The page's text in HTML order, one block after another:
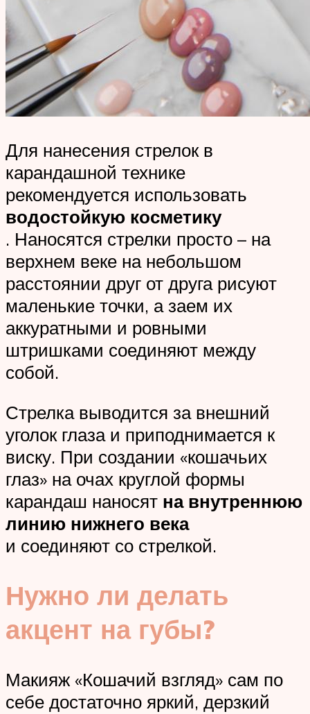
Для нанесения стрелок в
карандашной технике
рекомендуется использовать
водостойкую косметику
. Наносятся стрелки просто – на
верхнем веке на небольшом
расстоянии друг от друга рисуют
маленькие точки, а заем их
аккуратными и ровными
штришками соединяют между
собой.
Стрелка выводится за внешний
уголок глаза и приподнимается к
виску. При создании «кошачьих
глаз» на очах круглой формы
карандаш наносят на внутреннюю
линию нижнего века
и соединяют со стрелкой.
Нужно ли делать
акцент на губы?
Макияж «Кошачий взгляд» сам по
себе достаточно яркий, дерзкий